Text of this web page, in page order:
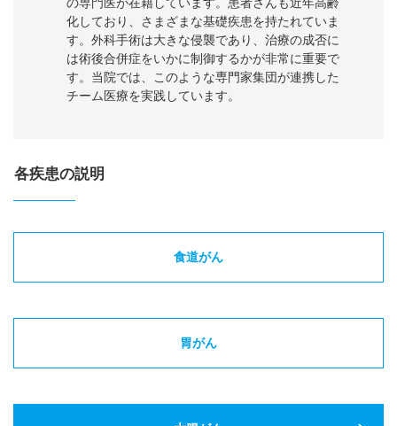
化しており、さまざまな基礎疾患を持たれていま
す。外科手術は大きな侵襲であり、治療の成否に
は術後合併症をいかに制御するかが非常に重要で
す。当院では、このような専門家集団が連携した
チーム医療を実践しています。
各疾患の説明
食道がん
胃がん